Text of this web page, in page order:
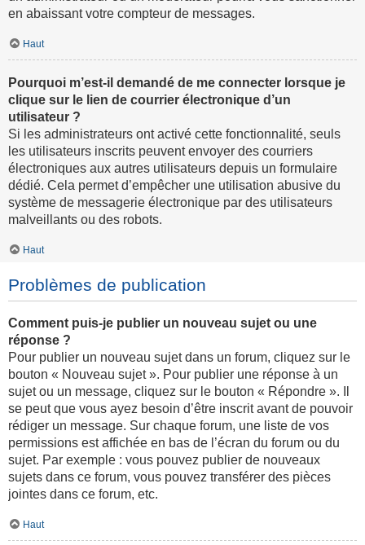
en abaissant votre compteur de messages.
Haut
Pourquoi m’est-il demandé de me connecter lorsque je
clique sur le lien de courrier électronique d’un
utilisateur ?
Si les administrateurs ont activé cette fonctionnalité, seuls
les utilisateurs inscrits peuvent envoyer des courriers
électroniques aux autres utilisateurs depuis un formulaire
dédié. Cela permet d’empêcher une utilisation abusive du
système de messagerie électronique par des utilisateurs
malveillants ou des robots.
Haut
Problèmes de publication
Comment puis-je publier un nouveau sujet ou une
réponse ?
Pour publier un nouveau sujet dans un forum, cliquez sur le
bouton « Nouveau sujet ». Pour publier une réponse à un
sujet ou un message, cliquez sur le bouton « Répondre ». Il
se peut que vous ayez besoin d’être inscrit avant de pouvoir
rédiger un message. Sur chaque forum, une liste de vos
permissions est affichée en bas de l’écran du forum ou du
sujet. Par exemple : vous pouvez publier de nouveaux
sujets dans ce forum, vous pouvez transférer des pièces
jointes dans ce forum, etc.
Haut